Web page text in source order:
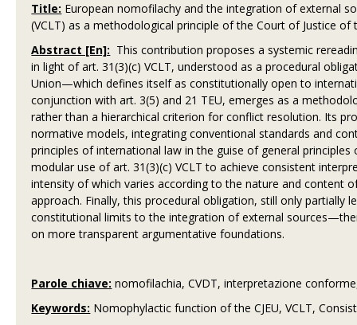
Title: European nomofilachy and the integration of external
(VCLT) as a methodological principle of the Court of Justice of
Abstract [En]: This contribution proposes a systemic
in light of art. 31(3)(c) VCLT, understood as a procedural
Union—which defines itself as constitutionally open to
conjunction with art. 3(5) and 21 TEU, emerges as a
rather than a hierarchical criterion for conflict resolution. Its
normative models, integrating conventional standards and
principles of international law in the guise of general
modular use of art. 31(3)(c) VCLT to achieve consistent
intensity of which varies according to the nature and content
approach. Finally, this procedural obligation, still only
constitutional limits to the integration of external
on more transparent argumentative foundations.
Parole chiave: nomofilachia, CVDT, interpretazione
Keywords: Nomophylactic function of the CJEU, VCLT,